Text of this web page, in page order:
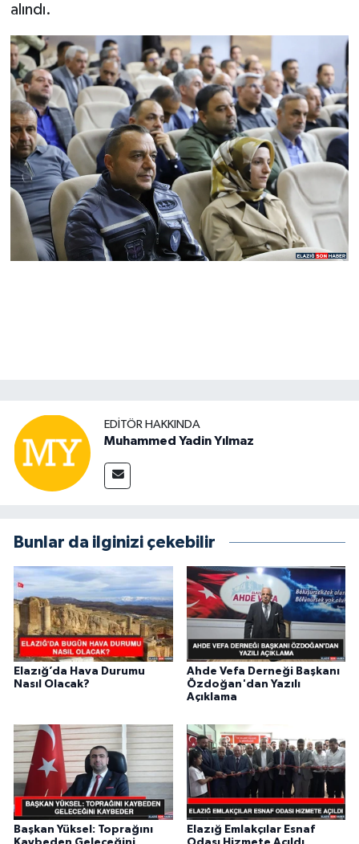
alındı.
EDITÖR HAKKINDA
Muhammed Yadin Yılmaz
Bunlar da ilginizi çekebilir
Elazığ’da Hava Durumu
Nasıl Olacak?
Ahde Vefa Derneği Başkanı
Özdoğan'dan Yazılı
Açıklama
Başkan Yüksel: Toprağını
Elazığ Emlakçılar Esnaf